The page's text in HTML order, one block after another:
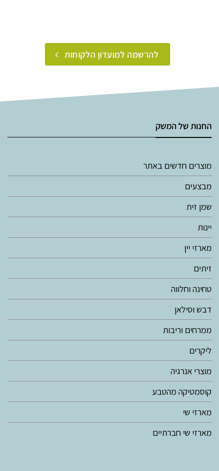
להרשמה למועדון הלקוחות
החנות של המשק
מוצרים חדשים באתר
מבצעים
שמן זית
יינות
מארזי יין
זיתים
טחינה וחלווה
דבש וסילאן
ממרחים וריבות
ליקרים
מוצרי אנרגיה
קוסמטיקה מהטבע
מארזי שי
מארזי שי חברתיים